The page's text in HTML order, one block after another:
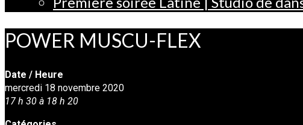
POWER MUSCU-FLEX
Date / Heure
mercredi 18 novembre 2020
17 h 30 à 18 h 20